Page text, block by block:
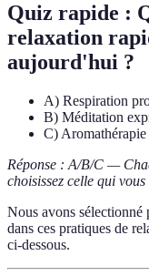
Quiz rapide :
relaxation
aujourd'hui ?
A) Respiration
B) Méditation
C) Aromathérapie
Réponse : A/B/C —
choisissez celle qui
Nous avons sélectionné
dans ces pratiques de
ci-dessous.